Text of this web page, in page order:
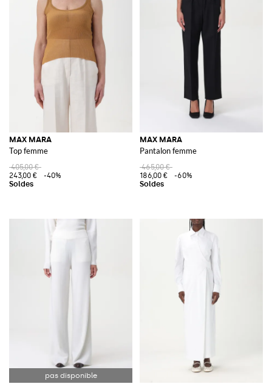
MAX MARA
Top femme
405,00 €
243,00 €
-40%
MAX MARA
Pantalon femme
465,00 €
186,00 €
-60%